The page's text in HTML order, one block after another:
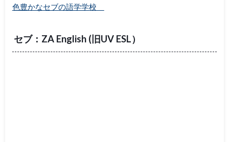
色豊かなセブの語学学校
セブ：ZA English (旧UV ESL）